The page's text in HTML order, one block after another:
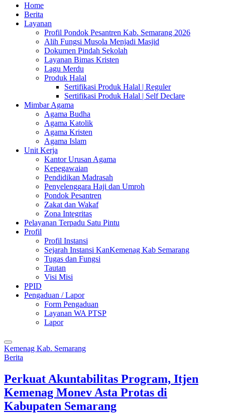
Home
Berita
Layanan
Profil Pondok Pesantren Kab. Semarang 2026
Alih Fungsi Musola Menjadi Masjid
Dokumen Pindah Sekolah
Layanan Bimas Kristen
Lagu Merdu
Produk Halal
Sertifikasi Produk Halal | Reguler
Sertifikasi Produk Halal | Self Declare
Mimbar Agama
Agama Budha
Agama Katolik
Agama Kristen
Agama Islam
Unit Kerja
Kantor Urusan Agama
Kepegawaian
Pendidikan Madrasah
Penyelenggara Haji dan Umroh
Pondok Pesantren
Zakat dan Wakaf
Zona Integritas
Pelayanan Terpadu Satu Pintu
Profil
Profil Instansi
Sejarah Instansi KanKemenag Kab Semarang
Tugas dan Fungsi
Tautan
Visi Misi
PPID
Pengaduan / Lapor
Form Pengaduan
Layanan WA PTSP
Lapor
Kemenag Kab. Semarang
Berita
Perkuat Akuntabilitas Program, Itjen
Kemenag Monev Asta Protas di
Kabupaten Semarang